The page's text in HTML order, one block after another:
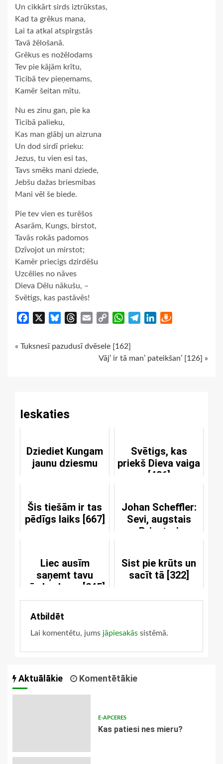
Un cikkārt sirds iztrūkstas,
Kad ta grēkus mana,
Lai ta atkal atspirgstās
Tavā žēlošanā.
Grēkus es nožēlodams
Tev pie kājām krītu,
Ticibā tev pieņemams,
Kamēr šeitan mītu.
Nu es zinu gan, pie ka
Ticibā palieku,
Kas man glābj un aizruna
Un dod sirdī prieku:
Jezus, tu vien esi tas,
Tavs smēks mani dziede,
Jebšu dažas briesmibas
Mani vēl še biede.
Pie tev vien es turēšos
Asarām, Kungs, birstot,
Tavās rokās padomos
Dzīvojot un mirstot;
Kamēr priecigs dzirdēšu
Uzcēlies no nāves
Dieva Dēlu nākušu, –
Svētigs, kas pastāvēs!
Facebook BlueskyThreads
Email
Copy
WhatsApp
TelegramLinkedIn
Continue
« Tuksnesī pazudusī dvēsele [162]
Vāj’ ir tā man’ pateikšan’ [126] »
Ieskaties
Dziediet Kungam
jaunu dziesmu
Svētigs, kas
priekš Dieva vaiga
[436]
Šis tiešām ir tas
pēdīgs laiks [667]
Johan Scheffler:
Sevi, augstais
Priesteri
Liec ausīm
saņemt tavu
vārdu skaņu [245]
Sist pie krūts un
sacīt tā [322]
Atbildēt
Lai komentētu, jums jāpiesakās sistēmā.
Aktuālākie Komentētākie
E-APCERES
​Kas patiesi nes mieru?